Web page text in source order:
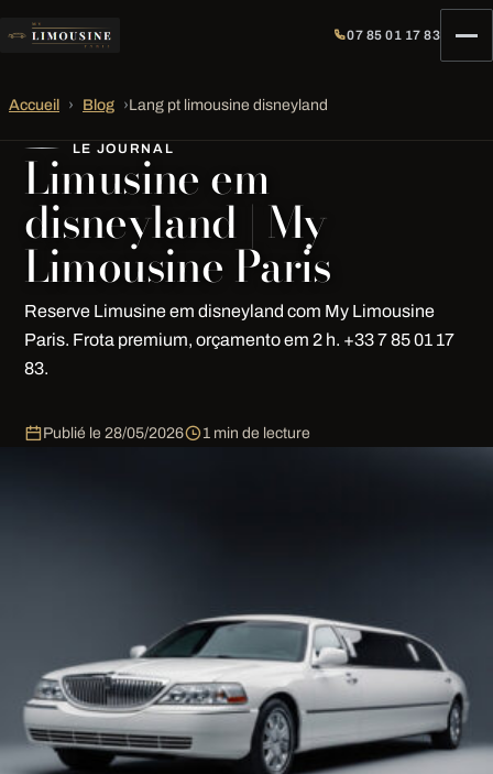
07 85 01 17 83
Accueil › Blog ›Lang pt limousine disneyland
LE JOURNAL
Limusine em
disneyland | My
Limousine Paris
Reserve Limusine em disneyland com My Limousine
Paris. Frota premium, orçamento em 2 h. +33 7 85 01 17
83.
Publié le 28/05/2026 1 min de lecture